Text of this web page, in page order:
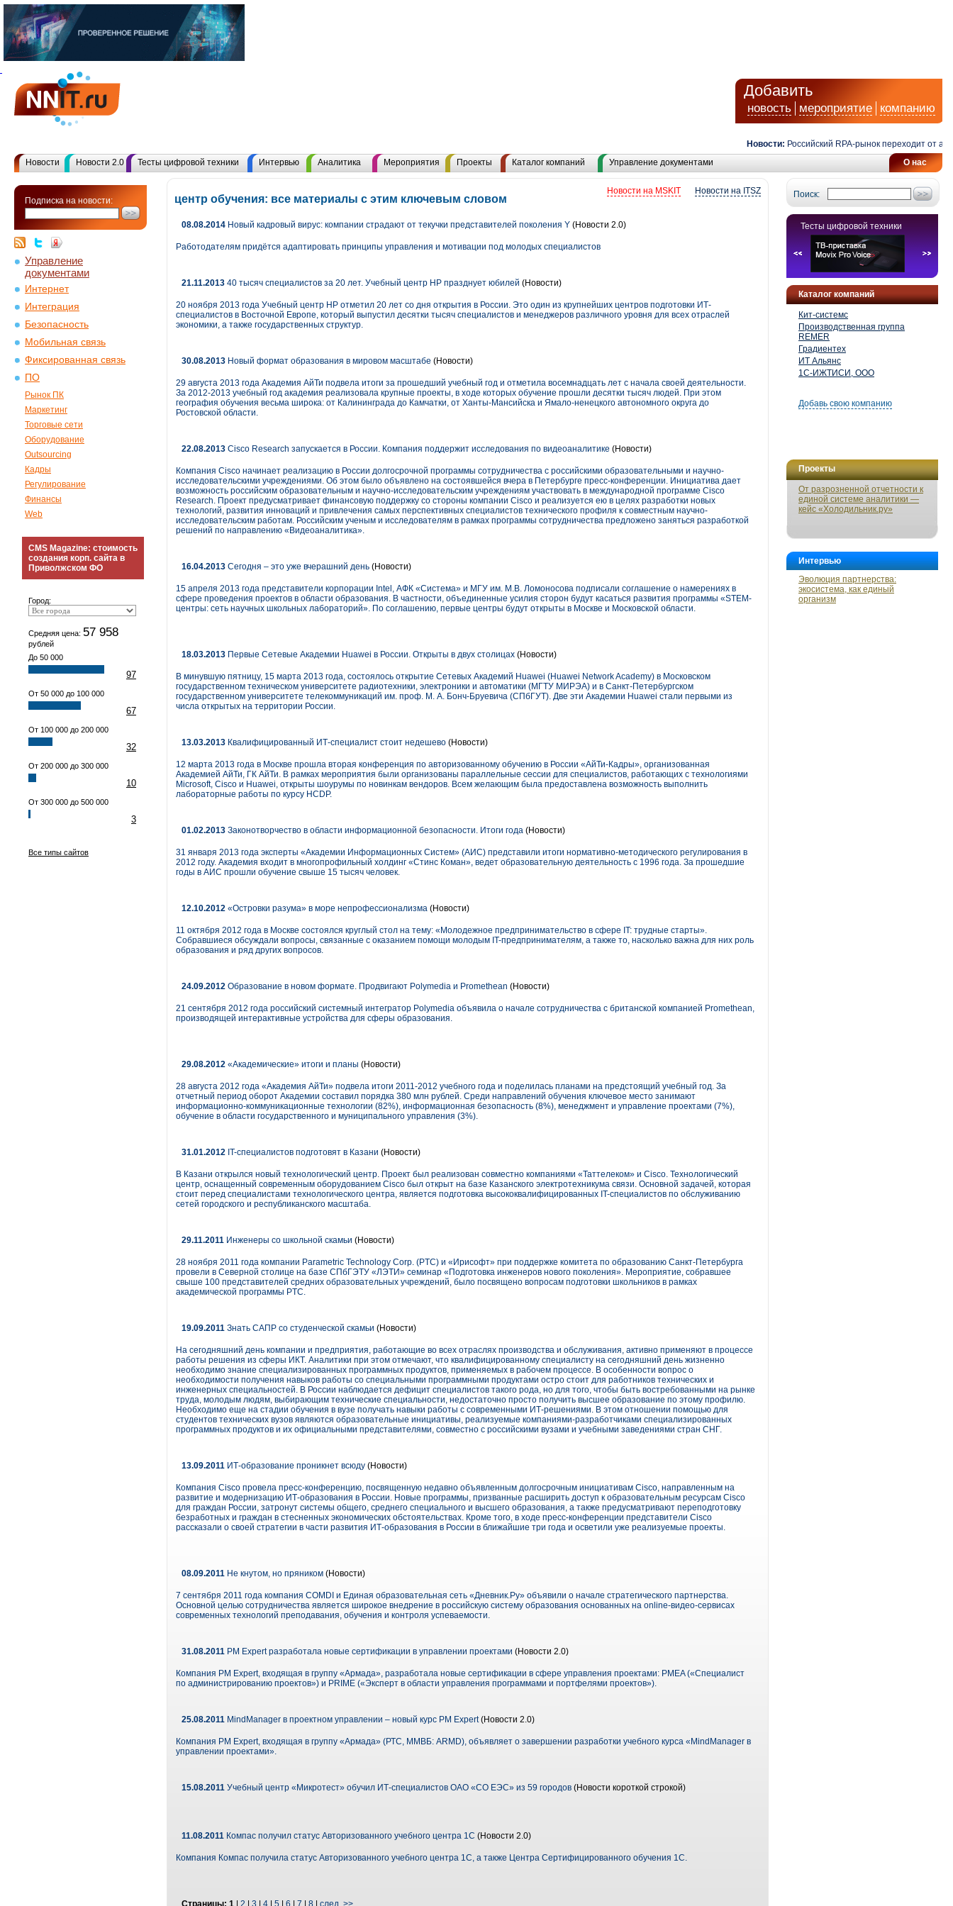
Добавить
новость мероприятие компанию
Новости: Российский RPA-рынок переходит от
О нас
Новости Новости 2.0 Тесты цифровой техники Интервью Аналитика Мероприятия Проекты Каталог компаний Управление документами
Подписка на новости:
Управление
документами
Интернет
Интеграция
Безопасность
Мобильная связь
Фиксированная связь
ПО
Рынок ПК
Маркетинг
Торговые сети
Оборудование
Outsourcing
Кадры
Регулирование
Финансы
Web
CMS Magazine: стоимость
создания корп. сайта в
Приволжском ФО
Город:
Средняя цена: 57 958
рублей
До 50 000
97
От 50 000 до 100 000
67
От 100 000 до 200 000
32
От 200 000 до 300 000
10
От 300 000 до 500 000
3
Все типы сайтов
Поиск:
Тесты цифровой техники
Каталог компаний
Кит-системс
Производственная группа
REMER
Градиентех
ИТ Альянс
1С-ИЖТИСИ, ООО
Добавь свою компанию
Проекты
От разрозненной отчетности к
единой системе аналитики —
кейс «Холодильник.ру»
Интервью
Эволюция партнерства:
экосистема, как единый
организм
Новости на ITSZ
Новости на MSKIT
центр обучения: все материалы с этим ключевым словом
08.08.2014 Новый кадровый вирус: компании страдают от текучки представителей поколения Y (Новости 2.0)
Работодателям придётся адаптировать принципы управления и мотивации под молодых специалистов
21.11.2013 40 тысяч специалистов за 20 лет. Учебный центр HP празднует юбилей (Новости)
20 ноября 2013 года Учебный центр HP отметил 20 лет со дня открытия в России. Это один из крупнейших центров подготовки ИТ-
специалистов в Восточной Европе, который выпустил десятки тысяч специалистов и менеджеров различного уровня для всех отраслей
экономики, а также государственных структур.
30.08.2013 Новый формат образования в мировом масштабе (Новости)
29 августа 2013 года Академия АйТи подвела итоги за прошедший учебный год и отметила восемнадцать лет с начала своей деятельности.
За 2012-2013 учебный год академия реализовала крупные проекты, в ходе которых обучение прошли десятки тысяч людей. При этом
география обучения весьма широка: от Калининграда до Камчатки, от Ханты-Мансийска и Ямало-ненецкого автономного округа до
Ростовской области.
22.08.2013 Cisco Research запускается в России. Компания поддержит исследования по видеоаналитике (Новости)
Компания Cisco начинает реализацию в России долгосрочной программы сотрудничества с российскими образовательными и научно-
исследовательскими учреждениями. Об этом было объявлено на состоявшейся вчера в Петербурге пресс-конференции. Инициатива дает
возможность российским образовательным и научно-исследовательским учреждениям участвовать в международной программе Cisco
Research. Проект предусматривает финансовую поддержку со стороны компании Cisco и реализуется ею в целях разработки новых
технологий, развития инноваций и привлечения самых перспективных специалистов технического профиля к совместным научно-
исследовательским работам. Российским ученым и исследователям в рамках программы сотрудничества предложено заняться разработкой
решений по направлению «Видеоаналитика».
16.04.2013 Сегодня – это уже вчерашний день (Новости)
15 апреля 2013 года представители корпорации Intel, АФК «Система» и МГУ им. М.В. Ломоносова подписали соглашение о намерениях в
сфере проведения проектов в области образования. В частности, объединенные усилия сторон будут касаться развития программы «STEM-
центры: сеть научных школьных лабораторий». По соглашению, первые центры будут открыты в Москве и Московской области.
18.03.2013 Первые Сетевые Академии Huawei в России. Открыты в двух столицах (Новости)
В минувшую пятницу, 15 марта 2013 года, состоялось открытие Сетевых Академий Huawei (Huawei Network Academy) в Московском
государственном техническом университете радиотехники, электроники и автоматики (МГТУ МИРЭА) и в Санкт-Петербургском
государственном университете телекоммуникаций им. проф. М. А. Бонч-Бруевича (СПбГУТ). Две эти Академии Huawei стали первыми из
числа открытых на территории России.
13.03.2013 Квалифицированный ИТ-специалист стоит недешево (Новости)
12 марта 2013 года в Москве прошла вторая конференция по авторизованному обучению в России «АйТи-Кадры», организованная
Академией АйТи, ГК АйТи. В рамках мероприятия были организованы параллельные сессии для специалистов, работающих с технологиями
Microsoft, Cisco и Huawei, открыты шоурумы по новинкам вендоров. Всем желающим была предоставлена возможность выполнить
лабораторные работы по курсу HCDP.
01.02.2013 Законотворчество в области информационной безопасности. Итоги года (Новости)
31 января 2013 года эксперты «Академии Информационных Систем» (АИС) представили итоги нормативно-методического регулирования в
2012 году. Академия входит в многопрофильный холдинг «Стинс Коман», ведет образовательную деятельность с 1996 года. За прошедшие
годы в АИС прошли обучение свыше 15 тысяч человек.
12.10.2012 «Островки разума» в море непрофессионализма (Новости)
11 октября 2012 года в Москве состоялся круглый стол на тему: «Молодежное предпринимательство в сфере IT: трудные старты».
Собравшиеся обсуждали вопросы, связанные с оказанием помощи молодым IT-предпринимателям, а также то, насколько важна для них роль
образования и ряд других вопросов.
24.09.2012 Образование в новом формате. Продвигают Polymedia и Promethean (Новости)
21 сентября 2012 года российский системный интегратор Polymedia объявила о начале сотрудничества с британской компанией Promethean,
производящей интерактивные устройства для сферы образования.
29.08.2012 «Академические» итоги и планы (Новости)
28 августа 2012 года «Академия АйТи» подвела итоги 2011-2012 учебного года и поделилась планами на предстоящий учебный год. За
отчетный период оборот Академии составил порядка 380 млн рублей. Среди направлений обучения ключевое место занимают
информационно-коммуникационные технологии (82%), информационная безопасность (8%), менеджмент и управление проектами (7%),
обучение в области государственного и муниципального управления (3%).
31.01.2012 IT-специалистов подготовят в Казани (Новости)
В Казани открылся новый технологический центр. Проект был реализован совместно компаниями «Таттелеком» и Cisco. Технологический
центр, оснащенный современным оборудованием Cisco был открыт на базе Казанского электротехникума связи. Основной задачей, которая
стоит перед специалистами технологического центра, является подготовка высококвалифицированных IT-специалистов по обслуживанию
сетей городского и республиканского масштаба.
29.11.2011 Инженеры со школьной скамьи (Новости)
28 ноября 2011 года компании Parametric Technology Corp. (PTC) и «Ирисофт» при поддержке комитета по образованию Санкт-Петербурга
провели в Северной столице на базе СПбГЭТУ «ЛЭТИ» семинар «Подготовка инженеров нового поколения». Мероприятие, собравшее
свыше 100 представителей средних образовательных учреждений, было посвящено вопросам подготовки школьников в рамках
академической программы PTC.
19.09.2011 Знать САПР со студенческой скамьи (Новости)
На сегодняшний день компании и предприятия, работающие во всех отраслях производства и обслуживания, активно применяют в процессе
работы решения из сферы ИКТ. Аналитики при этом отмечают, что квалифицированному специалисту на сегодняшний день жизненно
необходимо знание специализированных программных продуктов, применяемых в рабочем процессе. В особенности вопрос о
необходимости получения навыков работы со специальными программными продуктами остро стоит для работников технических и
инженерных специальностей. В России наблюдается дефицит специалистов такого рода, но для того, чтобы быть востребованными на рынке
труда, молодым людям, выбирающим технические специальности, недостаточно просто получить высшее образование по этому профилю.
Необходимо еще на стадии обучения в вузе получать навыки работы с современными ИТ-решениями. В этом отношении помощью для
студентов технических вузов являются образовательные инициативы, реализуемые компаниями-разработчиками специализированных
программных продуктов и их официальными представителями, совместно с российскими вузами и учебными заведениями стран СНГ.
13.09.2011 ИТ-образование проникнет всюду (Новости)
Компания Cisco провела пресс-конференцию, посвященную недавно объявленным долгосрочным инициативам Cisco, направленным на
развитие и модернизацию ИТ-образования в России. Новые программы, призванные расширить доступ к образовательным ресурсам Cisco
для граждан России, затронут системы общего, среднего специального и высшего образования, а также предусматривают переподготовку
безработных и граждан в стесненных экономических обстоятельствах. Кроме того, в ходе пресс-конференции представители Cisco
рассказали о своей стратегии в части развития ИТ-образования в России в ближайшие три года и осветили уже реализуемые проекты.
08.09.2011 Не кнутом, но пряником (Новости)
7 сентября 2011 года компания COMDI и Единая образовательная сеть «Дневник.Ру» объявили о начале стратегического партнерства.
Основной целью сотрудничества является широкое внедрение в российскую систему образования основанных на online-видео-сервисах
современных технологий преподавания, обучения и контроля успеваемости.
31.08.2011 PM Expert разработала новые сертификации в управлении проектами (Новости 2.0)
Компания PM Expert, входящая в группу «Армада», разработала новые сертификации в сфере управления проектами: PMEA («Специалист
по администрированию проектов») и PRIME («Эксперт в области управления программами и портфелями проектов»).
25.08.2011 MindManager в проектном управлении – новый курс PM Expert(Новости 2.0)
Компания PM Expert, входящая в группу «Армада» (РТС, ММВБ: ARMD), объявляет о завершении разработки учебного курса «MindManager в
управлении проектами».
15.08.2011 Учебный центр «Микротест» обучил ИТ-специалистов ОАО «СО ЕЭС» из 59 городов (Новости короткой строкой)
11.08.2011 Компас получил статус Авторизованного учебного центра 1С (Новости 2.0)
Компания Компас получила статус Авторизованного учебного центра 1С, а также Центра Сертифицированного обучения 1С.
Страницы: 1 2 3 4 5 6 7 8 след. >>